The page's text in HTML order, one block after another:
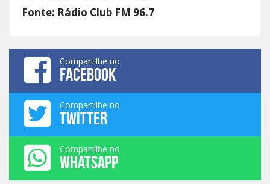
Fonte: Rádio Club FM 96.7
Compartilhe no
FACEBOOK
Compartilhe no
TWITTER
Compartilhe no
WHATSAPP